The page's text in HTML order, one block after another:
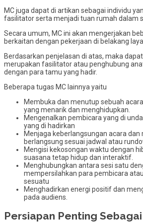
MC juga dapat di artikan sebagai individu
fasilitator serta menjadi tuan rumah dalam
Secara umum, MC ini akan mengerjakan
berkaitan dengan pekerjaan di belakang
Berdasarkan penjelasan di atas, maka
merupakan fasilitator atau penghubung
dengan para tamu yang hadir.
Beberapa tugas MC lainnya yaitu
Membuka dan menutup sebuah
yang menarik dan menghidupkan.
Mengenalkan pembicara yang di
yang di hadirkan
Menjaga keberlangsungan acara
berlangsung sesuai jadwal atau
Mengisi kekosongan waktu dengan
suasana tetap hidup dan interaktif.
Menghubungkan antara sesi satu
mempersilahkan para pembicara
sesuatu
Menghadirkan energi positif dan
pada audiens.
Persiapan Penting